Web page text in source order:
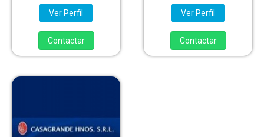
Ver Perfil
Contactar
Ver Perfil
Contactar